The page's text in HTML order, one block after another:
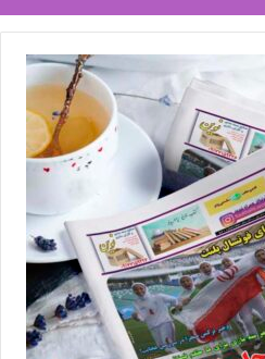
حواشی به فوتبال زنان ایران رسیده
سریالی لیگ برتر فوتبال زنان
بزند و هم برای تیم‌هایی که بنیه
در اینستاگرام دنبال کنید